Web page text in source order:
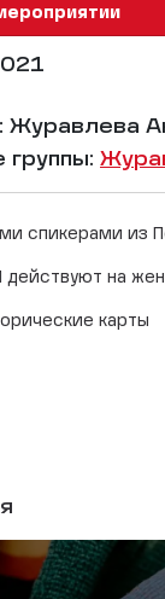
Журавлева
группы:
спикерами из
на
карты